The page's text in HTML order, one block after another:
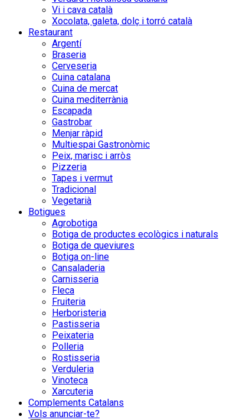
Vi i cava català
Xocolata, galeta, dolç i torró català
Restaurant
Argentí
Braseria
Cerveseria
Cuina catalana
Cuina de mercat
Cuina mediterrània
Escapada
Gastrobar
Menjar ràpid
Multiespai Gastronòmic
Peix, marisc i arròs
Pizzeria
Tapes i vermut
Tradicional
Vegetarià
Botigues
Agrobotiga
Botiga de productes ecològics i naturals
Botiga de queviures
Botiga on-line
Cansaladeria
Carnisseria
Fleca
Fruiteria
Herboristeria
Pastisseria
Peixateria
Polleria
Rostisseria
Verduleria
Vinoteca
Xarcuteria
Complements Catalans
Vols anunciar-te?